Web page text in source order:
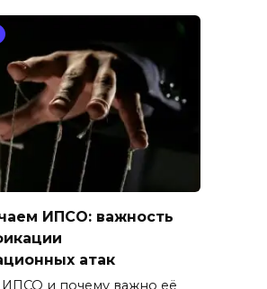
ИПСО: важность
атак
ИПСО и почему важно её